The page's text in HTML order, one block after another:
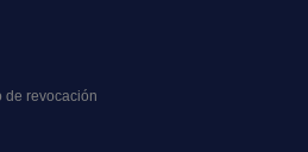
de revocación